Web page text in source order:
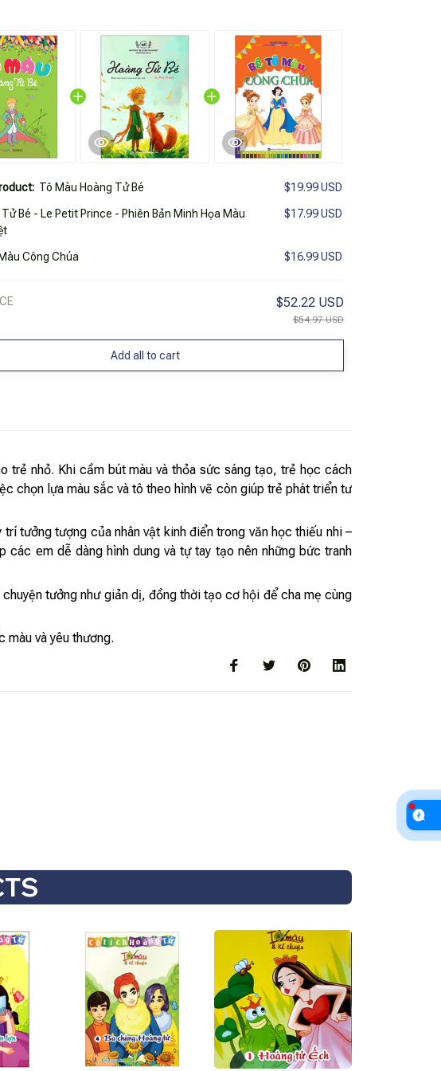
Tô Màu Hoàng Tử Bé $19.99 USD
Tử Bé - Le Petit Prince - Phiên Bản Minh Họa Màu
$17.99 USD
Công Chúa $16.99 USD
$52.22 USD
$54.97 USD
Add all to cart
trẻ nhỏ. Khi cầm bút màu và thỏa sức sáng tạo, trẻ học cách
chọn lựa màu sắc và tô theo hình vẽ còn giúp trẻ phát triển tư
tưởng tượng của nhân vật kinh điển trong văn học thiếu nhi –
các em dễ dàng hình dung và tự tay tạo nên những bức tranh
tưởng như giản dị, đồng thời tạo cơ hội để cha mẹ cùng
màu và yêu thương.